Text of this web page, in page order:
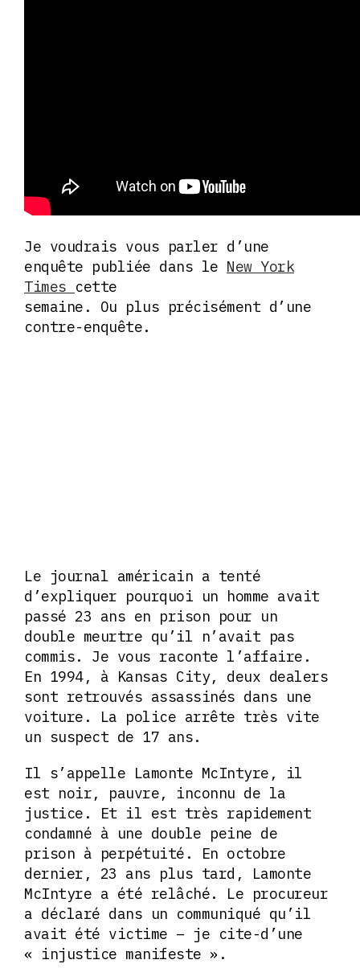
Je voudrais vous parler d’une
enquête publiée dans le New York
Times cette
semaine. Ou plus précisément d’une
contre-enquête.
Le journal américain a tenté
d’expliquer pourquoi un homme avait
passé 23 ans en prison pour un
double meurtre qu’il n’avait pas
commis. Je vous raconte l’affaire.
En 1994, à Kansas City, deux dealers
sont retrouvés assassinés dans une
voiture. La police arrête très vite
un suspect de 17 ans.
Il s’appelle Lamonte McIntyre, il
est noir, pauvre, inconnu de la
justice. Et il est très rapidement
condamné à une double peine de
prison à perpétuité. En octobre
dernier, 23 ans plus tard, Lamonte
McIntyre a été relâché. Le procureur
a déclaré dans un communiqué qu’il
avait été victime – je cite-d’une
« injustice manifeste ».